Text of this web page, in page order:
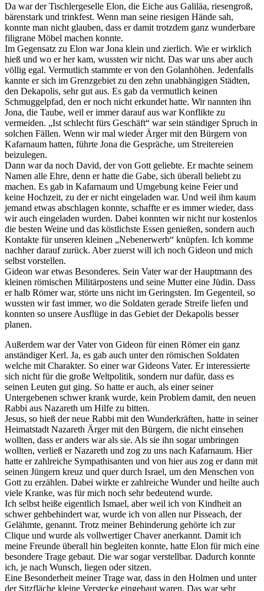
Da war der Tischlergeselle Elon, die Eiche aus Galiläa, riesengroß,
bärenstark und trinkfest. Wenn man seine riesigen Hände sah,
konnte man nicht glauben, dass er damit trotzdem ganz wunderbare
filigrane Möbel machen konnte.
Im Gegensatz zu Elon war Jona klein und zierlich. Wie er wirklich
hieß und wo er her kam, wussten wir nicht. Das war uns aber auch
völlig egal. Vermutlich stammte er von den Golanhöhen. Jedenfalls
kannte er sich im Grenzgebiet zu den zehn unabhängigen Städten,
den Dekapolis, sehr gut aus. Es gab da vermutlich keinen
Schmuggelpfad, den er noch nicht erkundet hatte. Wir nannten ihn
Jona, die Taube, weil er immer darauf aus war Konflikte zu
vermeiden. „Ist schlecht fürs Geschäft“ war sein ständiger Spruch in
solchen Fällen. Wenn wir mal wieder Ärger mit den Bürgern von
Kafarnaum hatten, führte Jona die Gespräche, um Streitereien
beizulegen.
Dann war da noch David, der von Gott geliebte. Er machte seinem
Namen alle Ehre, denn er hatte die Gabe, sich überall beliebt zu
machen. Es gab in Kafarnaum und Umgebung keine Feier und
keine Hochzeit, zu der er nicht eingeladen war. Und weil ihm kaum
jemand etwas abschlagen konnte, schaffte er es immer wieder, dass
wir auch eingeladen wurden. Dabei konnten wir nicht nur kostenlos
die besten Weine und das köstlichste Essen genießen, sondern auch
Kontakte für unseren kleinen „Nebenerwerb“ knüpfen. Ich komme
nachher darauf zurück. Aber zuerst will ich noch Gideon und mich
selbst vorstellen.
Gideon war etwas Besonderes. Sein Vater war der Hauptmann des
kleinen römischen Militärpostens und seine Mutter eine Jüdin. Dass
er halb Römer war, störte uns nicht im Geringsten. Im Gegenteil, so
wussten wir fast immer, wo die Soldaten gerade Streife liefen und
konnten so unsere Ausflüge in das Gebiet der Dekapolis besser
planen.
Außerdem war der Vater von Gideon für einen Römer ein ganz
anständiger Kerl. Ja, es gab auch unter den römischen Soldaten
welche mit Charakter. So einer war Gideons Vater. Er interessierte
sich nicht für die große Weltpolitik, sondern nur dafür, dass es
seinen Leuten gut ging. So hatte er auch, als einer seiner
Untergebenen schwer krank wurde, kein Problem damit, den neuen
Rabbi aus Nazareth um Hilfe zu bitten.
Jesus, so hieß der neue Rabbi mit den Wunderkräften, hatte in seiner
Heimatstadt Nazareth Ärger mit den Bürgern, die nicht einsehen
wollten, dass er anders war als sie. Als sie ihn sogar umbringen
wollten, verließ er Nazareth und zog zu uns nach Kafarnaum. Hier
hatte er zahlreiche Sympathisanten und von hier aus zog er dann mit
seinen Jüngern kreuz und quer durch Israel, um den Menschen von
Gott zu erzählen. Dabei wirkte er zahlreiche Wunder und heilte auch
viele Kranke, was für mich noch sehr bedeutend wurde.
Ich selbst heiße eigentlich Ismael, aber weil ich von Kindheit an
schwer gehbehindert war, wurde ich von allen nur Pisseach, der
Gelähmte, genannt. Trotz meiner Behinderung gehörte ich zur
Clique und wurde als vollwertiger Chaver anerkannt. Damit ich
meine Freunde überall hin begleiten konnte, hatte Elon für mich eine
besondere Trage gebaut. Die war sogar verstellbar. Dadurch konnte
ich, je nach Wunsch, liegen oder sitzen.
Eine Besonderheit meiner Trage war, dass in den Holmen und unter
der Sitzfläche kleine Verstecke eingebaut waren. Das war sehr